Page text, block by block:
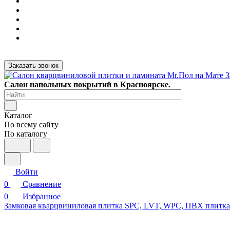
Заказать звонок
Салон напольных покрытий в Красноярске.
Каталог
По всему сайту
По каталогу
Войти
0
Сравнение
0
Избранное
Замковая кварцвиниловая плитка SPC, LVT, WPC, ПВХ